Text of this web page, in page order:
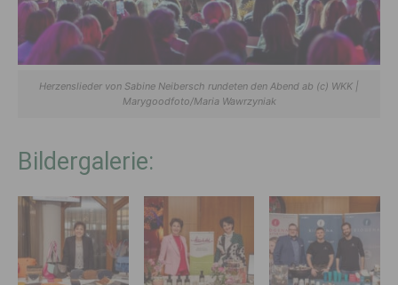
Herzenslieder von Sabine Neibersch rundeten den Abend ab (c) WKK |
Marygoodfoto/Maria Wawrzyniak
Bildergalerie: